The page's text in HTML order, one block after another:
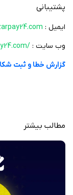
خرید و فروش
امکان دریافت فیزیکی
پشتیبانی ۲۴ ساعته کاربران
ابزارهای تحلیل و
پشتیبانی
ایمیل :
وب سایت :
گزارش خطا و ثبت
مطالب بیشتر